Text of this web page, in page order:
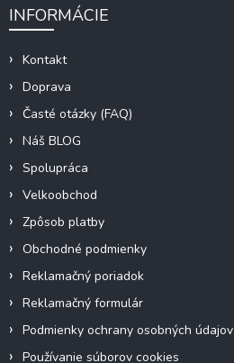
INFORMÁCIE
Kontakt
Doprava
Časté otázky (FAQ)
Náš BLOG
Spolupráca
Velkoobchod
Zpôsob platby
Obchodné podmienky
Reklamačný poriadok
Reklamačný formulár
Podmienky ochrany osobných údajov
Používanie súborov cookies